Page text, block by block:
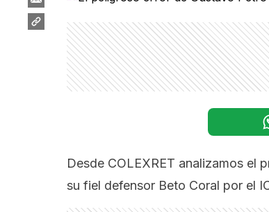
Desde COLEXRET analizamos el
su fiel defensor Beto Coral por el